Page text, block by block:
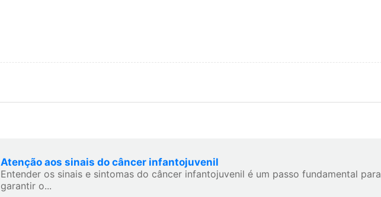
Atenção aos sinais do câncer infantojuvenil
Entender os sinais e sintomas do câncer infantojuvenil é um passo fundamental para
garantir o...